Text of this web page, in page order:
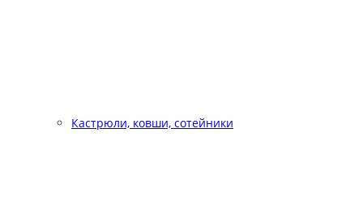
Кастрюли, ковши, сотейники